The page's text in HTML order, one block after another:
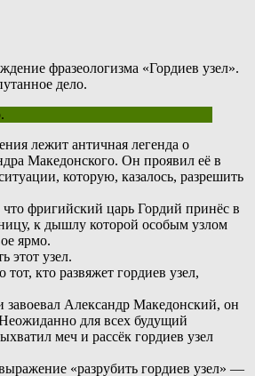
фразеологизма «Гордиев узел».
дело.
лежит античная легенда о
Македонского. Он проявил её в
которую, казалось, разрешить
что фригийский царь Гордий принёс в
к дышлу которой особым узлом
ярмо.
этот узел.
тот, кто развяжет гордиев узел,
завоевал Александр Македонский, он
для всех будущий
меч и рассёк гордиев узел
«разрубить гордиев узел» —